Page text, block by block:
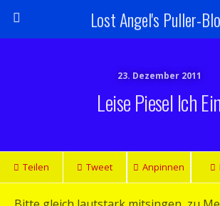
Lost Angel's Puller-
23. Dezember 2011
Leise Piesel Ich Ein
Teilen Tweet Anpinnen